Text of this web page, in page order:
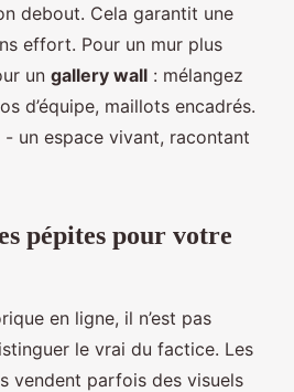
debout. Cela garantit une
effort. Pour un mur plus
un gallery wall : mélangez
d’équipe, maillots encadrés.
- un espace vivant, racontant
pépites pour votre
en ligne, il n’est pas
le vrai du factice. Les
vendent parfois des visuels